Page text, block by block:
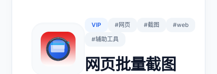
VIP #网页 #截图
#web
#辅助工具
网页批量截图